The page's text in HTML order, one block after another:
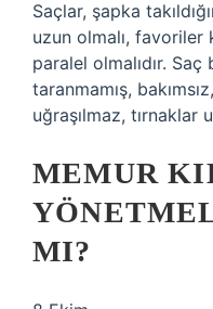
Saçlar, şapka
uzun olmalı, favoriler
paralel olmalıdır.
taranmamış,
uğraşılmaz, tırnaklar
MEMUR
MI?